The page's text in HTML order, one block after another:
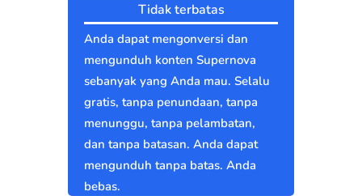
Tidak terbatas
Anda dapat mengonversi dan
mengunduh konten Supernova
sebanyak yang Anda mau. Selalu
gratis, tanpa penundaan, tanpa
menunggu, tanpa pelambatan,
dan tanpa batasan. Anda dapat
mengunduh tanpa batas. Anda
bebas.